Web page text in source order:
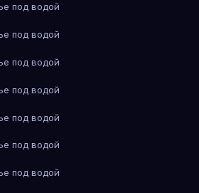
под водой
под водой
под водой
под водой
под водой
под водой
под водой